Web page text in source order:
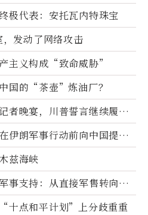
极代表：安托瓦内特珠宝
发动了网络攻击
主义构成“致命威胁”
国的“茶壶”炼油厂？
者晚宴，川普誓言继续履行
伊朗军事行动前向中国提供
图像
兹海峡
事支持：从直接军售转向间
十点和平计划”上分歧重重